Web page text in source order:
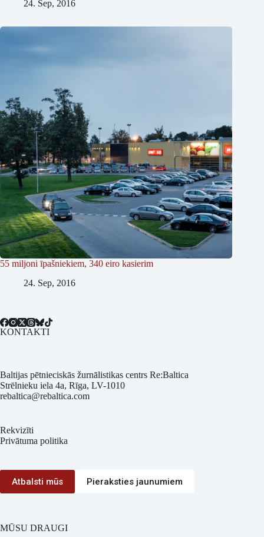
24. Sep, 2016
55 miljoni īpašniekiem, 340 eiro kasierim
24. Sep, 2016
KONTAKTI
Baltijas pētnieciskās žurnālistikas centrs Re:Baltica
Strēlnieku iela 4a, Rīga, LV-1010
rebaltica@rebaltica.com
Rekvizīti
Privātuma politika
Atbalsti mūs Pieraksties jaunumiem
MŪSU DRAUGI